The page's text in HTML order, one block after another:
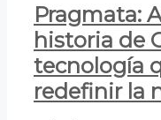
Pragmata:
historia de
tecnología
redefinir la